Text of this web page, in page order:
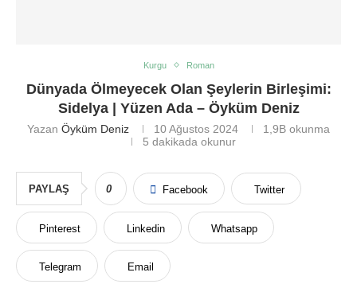
Kurgu Roman
Dünyada Ölmeyecek Olan Şeylerin Birleşimi:
Sidelya | Yüzen Ada – Öyküm Deniz
Yazan Öyküm Deniz 10 Ağustos 2024 1,9B okunma
5 dakikada okunur
PAYLAŞ 0 Facebook Twitter
Pinterest Linkedin Whatsapp
Telegram Email